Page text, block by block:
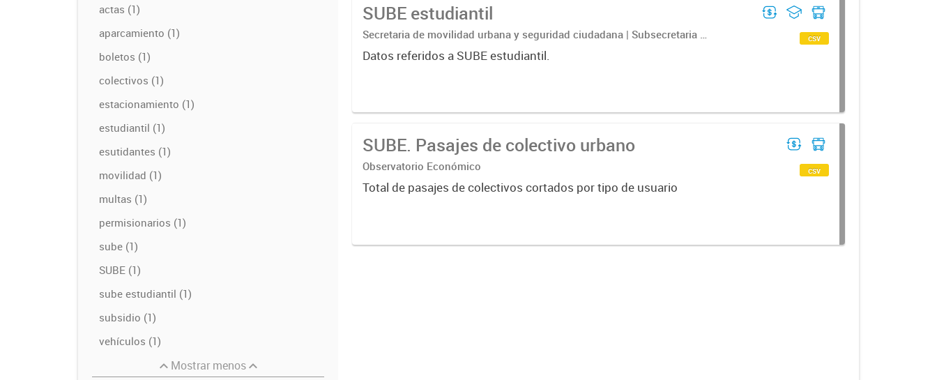
actas (1)
aparcamiento (1)
boletos (1)
colectivos (1)
estacionamiento (1)
estudiantil (1)
esutidantes (1)
movilidad (1)
multas (1)
permisionarios (1)
sube (1)
SUBE (1)
sube estudiantil (1)
subsidio (1)
vehículos (1)
Mostrar menos
SUBE estudiantil
Secretaria de movilidad urbana y seguridad ciudadana | Subsecretaria de
transporte | Direccion general de transporte urbano | Departamento de
sube control...
Datos referidos a SUBE estudiantil.
csv
SUBE. Pasajes de colectivo urbano
Observatorio Económico
Total de pasajes de colectivos cortados por tipo de usuario
csv